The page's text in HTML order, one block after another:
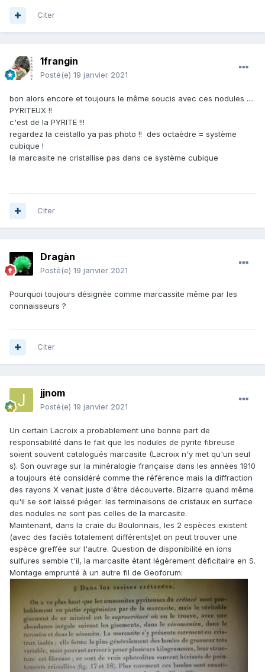
Citer
1frangin
Posté(e) 19 janvier 2021
bon alors encore et toujours le même soucis avec ces nodules ....
PYRITEUX !!
c'est de la PYRITE !!!
regardez la ceistallo ya pas photo !! des octaèdre = système
cubique !
la marcasite ne cristallise pas dans ce système cubique
Citer
Dragàn
Posté(e) 19 janvier 2021
Pourquoi toujours désignée comme marcassite même par les
connaisseurs ?
Citer
jjnom
Posté(e) 19 janvier 2021
Un certain Lacroix a probablement une bonne part de
responsabilité dans le fait que les nodules de pyrite fibreuse
soient souvent catalogués marcasite (Lacroix n'y met qu'un seul
s). Son ouvrage sur la minéralogie française dans les années 1910
a toujours été considéré comme the référence mais la diffraction
des rayons X venait juste d'être découverte. Bizarre quand même
qu'il se soit laissé piéger: les terminaisons de cristaux en surface
des nodules ne sont pas celles de la marcasite.
Maintenant, dans la craie du Boulonnais, les 2 espèces existent
(avec des faciès totalement différents)et on peut trouver une
espèce greffée sur l'autre. Question de disponibilité en ions
sulfures semble t'il, la marcasite étant légèrement déficitaire en S.
Montage emprunté à un autre fil de Geoforum: